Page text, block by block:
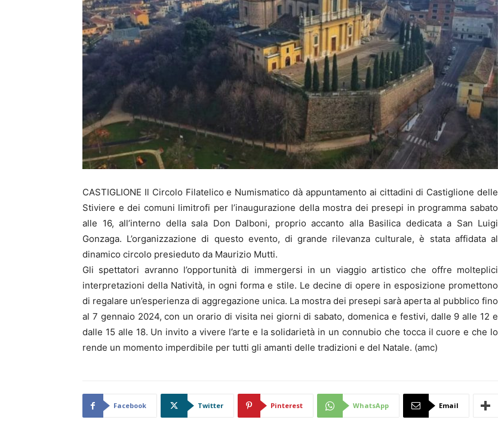
CASTIGLIONE Il Circolo Filatelico e Numismatico dà appuntamento ai cittadini di Castiglione delle
Stiviere e dei comuni limitrofi per l’inaugurazione della mostra dei presepi in programma sabato
alle 16, all’interno della sala Don Dalboni, proprio accanto alla Basilica dedicata a San Luigi
Gonzaga. L’organizzazione di questo evento, di grande rilevanza culturale, è stata affidata al
dinamico circolo presieduto da Maurizio Mutti.
Gli spettatori avranno l’opportunità di immergersi in un viaggio artistico che offre molteplici
interpretazioni della Natività, in ogni forma e stile. Le decine di opere in esposizione promettono
di regalare un’esperienza di aggregazione unica. La mostra dei presepi sarà aperta al pubblico fino
al 7 gennaio 2024, con un orario di visita nei giorni di sabato, domenica e festivi, dalle 9 alle 12 e
dalle 15 alle 18. Un invito a vivere l’arte e la solidarietà in un connubio che tocca il cuore e che lo
rende un momento imperdibile per tutti gli amanti delle tradizioni e del Natale. (amc)
Facebook Twitter Pinterest WhatsApp Email